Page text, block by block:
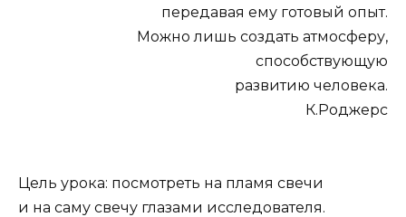
передавая ему готовый опыт.
Можно лишь создать атмосферу,
способствующую
развитию человека.
К.Роджерс
Цель урока: посмотреть на пламя свечи
и на саму свечу глазами исследователя.